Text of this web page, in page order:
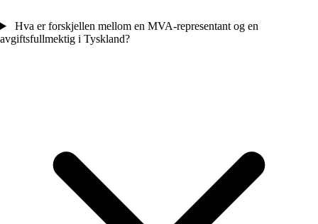
Hva er forskjellen mellom en MVA-representant og en
avgiftsfullmektig i Tyskland?